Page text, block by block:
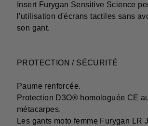
Insert Furygan Sensitive Science
l'utilisation d'écrans tactiles sans
son gant.
PROTECTION / SÉCURITÉ
Paume renforcée.
Protection D3O® homologuée CE
métacarpes.
Les gants moto femme Furygan LR